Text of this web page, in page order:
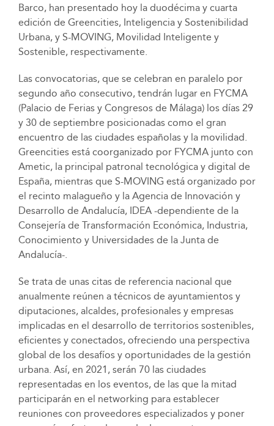
Barco, han presentado hoy la duodécima y cuarta
edición de Greencities, Inteligencia y Sostenibilidad
Urbana, y S-MOVING, Movilidad Inteligente y
Sostenible, respectivamente.
Las convocatorias, que se celebran en paralelo por
segundo año consecutivo, tendrán lugar en FYCMA
(Palacio de Ferias y Congresos de Málaga) los días 29
y 30 de septiembre posicionadas como el gran
encuentro de las ciudades españolas y la movilidad.
Greencities está coorganizado por FYCMA junto con
Ametic, la principal patronal tecnológica y digital de
España, mientras que S-MOVING está organizado por
el recinto malagueño y la Agencia de Innovación y
Desarrollo de Andalucía, IDEA -dependiente de la
Consejería de Transformación Económica, Industria,
Conocimiento y Universidades de la Junta de
Andalucía-.
Se trata de unas citas de referencia nacional que
anualmente reúnen a técnicos de ayuntamientos y
diputaciones, alcaldes, profesionales y empresas
implicadas en el desarrollo de territorios sostenibles,
eficientes y conectados, ofreciendo una perspectiva
global de los desafíos y oportunidades de la gestión
urbana. Así, en 2021, serán 70 las ciudades
representadas en los eventos, de las que la mitad
participarán en el networking para establecer
reuniones con proveedores especializados y poner